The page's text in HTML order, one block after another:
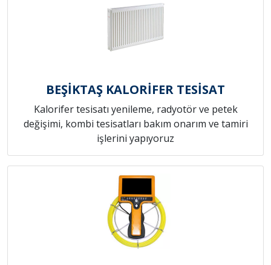
BEŞİKTAŞ KALORİFER TESİSAT
Kalorifer tesisatı yenileme, radyotör ve petek
değişimi, kombi tesisatları bakım onarım ve tamiri
işlerini yapıyoruz